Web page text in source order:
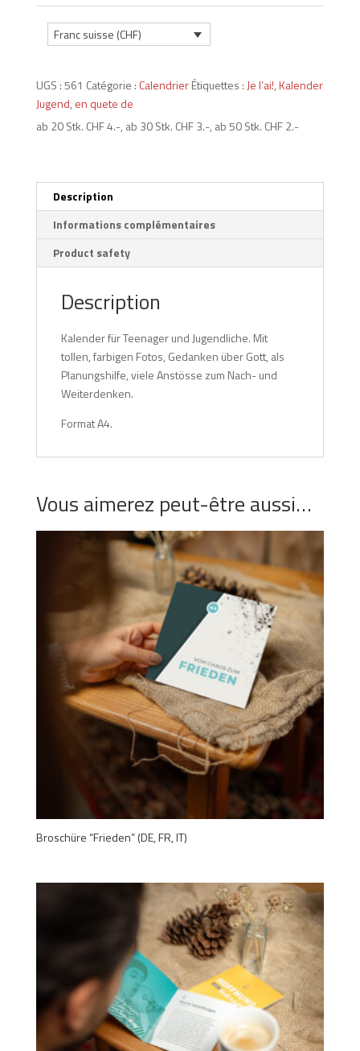
2026
(DE,
Franc suisse (CHF)
UGS :561 Catégorie : Calendrier Étiquettes : Je l’ai!,Kalender
Jugend, en quete de
ab 20 Stk. CHF 4.-, ab 30 Stk. CHF 3.-, ab 50 Stk. CHF 2.-
Description
Informations complémentaires
Product safety
Description
Kalender für Teenager und Jugendliche. Mit
tollen, farbigen Fotos, Gedanken über Gott, als
Planungshilfe, viele Anstösse zum Nach- und
Weiterdenken.
Format A4.
Vous aimerez peut-être aussi…
Broschüre “Frieden” (DE, FR, IT)